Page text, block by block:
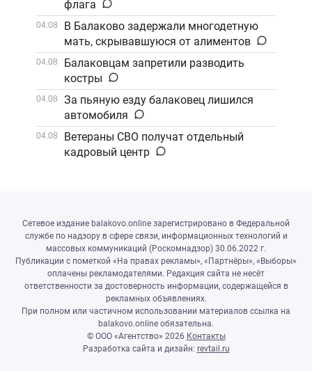
флага
04.08
В Балаково задержали многодетную
мать, скрывавшуюся от алиментов
04.08
Балаковцам запретили разводить
костры
04.08
За пьяную езду балаковец лишился
автомобиля
04.08
Ветераны СВО получат отдельный
кадровый центр
Сетевое издание balakovo.online зарегистрировано в Федеральной
службе по надзору в сфере связи, информационных технологий и
массовых коммуникаций (Роскомнадзор) 30.06.2022 г.
Публикации с пометкой «На правах рекламы», «Партнёры», «Выборы»
оплачены рекламодателями. Редакция сайта не несёт
ответственности за достоверность информации, содержащейся в
рекламных объявлениях.
При полном или частичном использовании материалов ссылка на
balakovo.online обязательна.
© ООО «Агентство» 2026 Контакты
Разработка сайта и дизайн: revtail.ru